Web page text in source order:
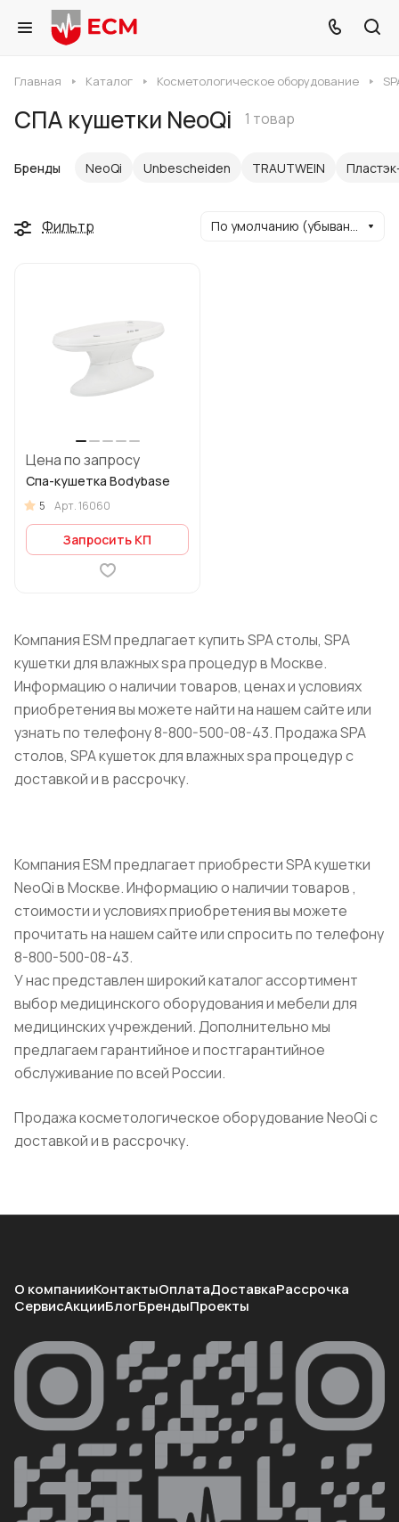
Главная Каталог Косметологическое оборудование
СПА кушетки NeoQi 1 товар
Бренды NeoQi Unbescheiden TRAUTWEIN
Фильтр По умолчанию (убывание)
Цена по запросу
Спа-кушетка Bodybase
5 Арт.16060
Запросить КП
Компания ESM предлагает купить SPA столы, SPA
кушетки для влажных spa процедур в Москве.
Информацию о наличии товаров, ценах и условиях
приобретения вы можете найти на нашем сайте или
узнать по телефону 8-800-500-08-43. Продажа SPA
столов, SPA кушеток для влажных spa процедур с
доставкой и в рассрочку.
Компания ESM предлагает приобрести SPA кушетки
NeoQi в Москве. Информацию о наличии товаров ,
стоимости и условиях приобретения вы можете
прочитать на нашем сайте или спросить по телефону
8-800-500-08-43.
У нас представлен широкий каталог ассортимент
выбор медицинского оборудования и мебели для
медицинских учреждений. Дополнительно мы
предлагаем гарантийное и постгарантийное
обслуживание по всей России.
Продажа косметологическое оборудование NeoQi с
доставкой и в рассрочку.
О компанииКонтактыОплатаДоставкаРассрочка
СервисАкцииБлогБрендыПроекты